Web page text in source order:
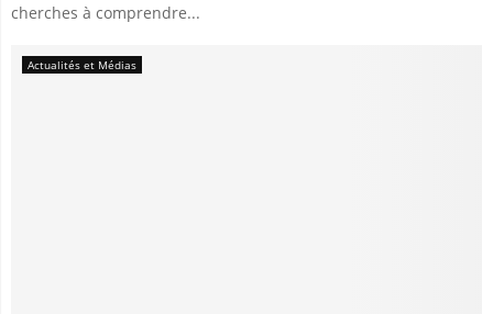
cherches à comprendre...
Actualités et Médias